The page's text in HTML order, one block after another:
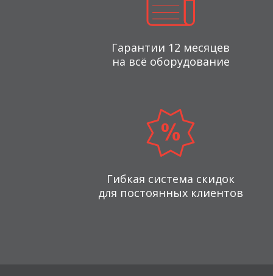
Гарантии 12 месяцев
на всё оборудование
Гибкая система скидок
для постоянных клиентов